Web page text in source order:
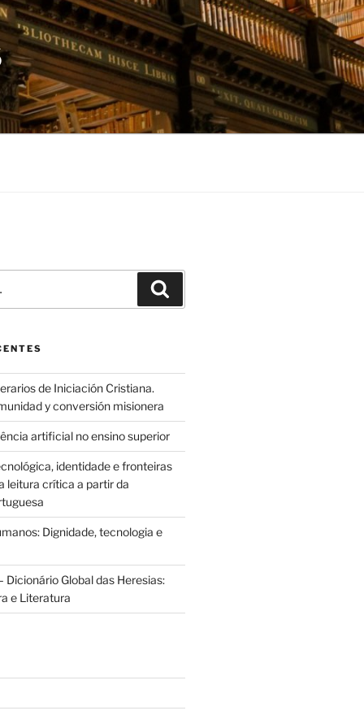
de Iniciación Cristiana.
y conversión misionera
artificial no ensino superior
identidade e fronteiras
leitura crítica a partir da
Dignidade, tecnologia e
Dicionário Global das Heresias:
e Literatura